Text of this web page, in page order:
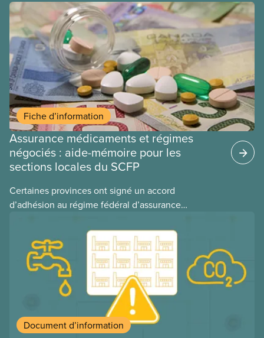
Fiche d’information
Assurance médicaments et régimes
négociés : aide-mémoire pour les
sections locales du SCFP
Certaines provinces ont signé un accord
d’adhésion au régime fédéral d’assurance
ces provinces s’interrogent sur l’incidence que ce
régime pourrait avoir sur leurs avantages
sociaux actuels.
Document d’information